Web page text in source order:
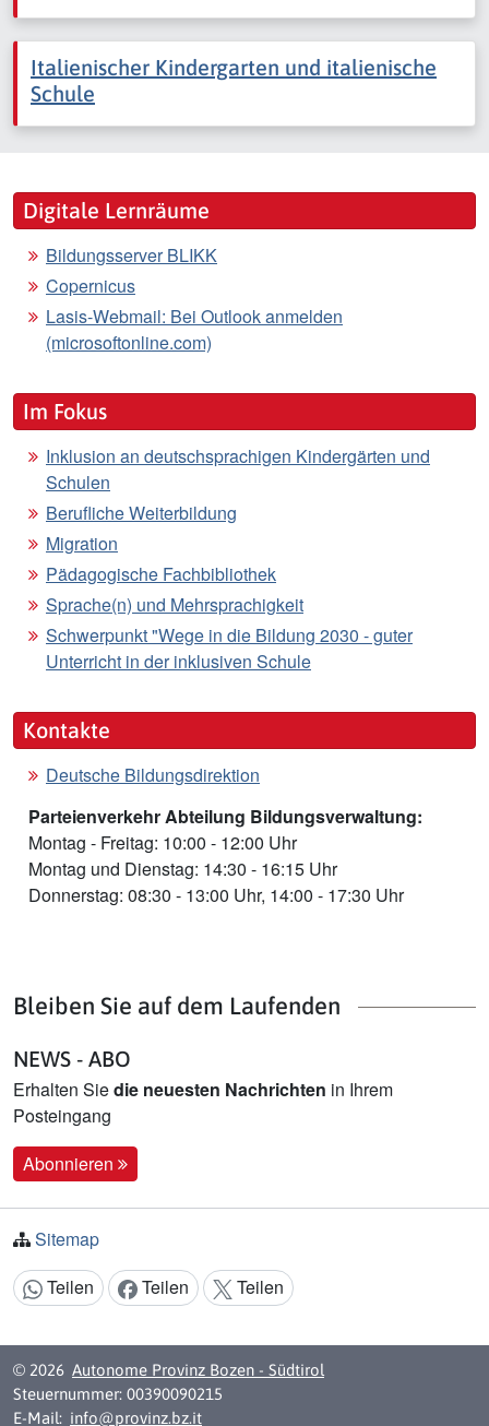
Italienischer Kindergarten und italienische
Schule
Digitale Lernräume
Bildungsserver BLIKK
Copernicus
Lasis-Webmail: Bei Outlook anmelden
(microsoftonline.com)
Im Fokus
Inklusion an deutschsprachigen Kindergärten und
Schulen
Berufliche Weiterbildung
Migration
Pädagogische Fachbibliothek
Sprache(n) und Mehrsprachigkeit
Schwerpunkt "Wege in die Bildung 2030 - guter
Unterricht in der inklusiven Schule
Kontakte
Deutsche Bildungsdirektion
Parteienverkehr Abteilung Bildungsverwaltung:
Montag - Freitag: 10:00 - 12:00 Uhr
Montag und Dienstag: 14:30 - 16:15 Uhr
Donnerstag: 08:30 - 13:00 Uhr, 14:00 - 17:30 Uhr
Bleiben Sie auf dem Laufenden
NEWS - ABO
Erhalten Siedie neuesten Nachrichten in Ihrem
Posteingang
Abonnieren
Sitemap
Inhalt teilen:
Teilen Teilen Teilen
© 2026 Autonome Provinz Bozen - Südtirol
Steuernummer: 00390090215
E-Mail: info@provinz.bz.it